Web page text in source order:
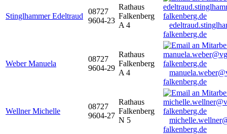
Stinglhammer Edeltraud
08727
9604-23
Rathaus
Falkenberg
A 4
falkenberg.de
Weber Manuela
08727
9604-29
Rathaus
Falkenberg
A 4
falkenberg.de
Wellner Michelle
08727
9604-27
Rathaus
Falkenberg
N 5
falkenberg.de